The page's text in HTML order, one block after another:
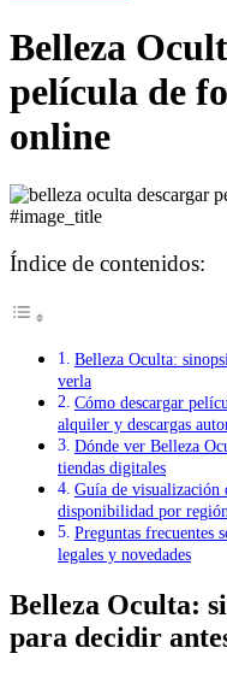
Belleza
película de
online
#image_title
Índice de contenidos:
Belleza Oculta:
verla
Cómo descargar
alquiler y descargas
Dónde ver Belleza
tiendas digitales
Guía de visualización
disponibilidad por
Preguntas frecuentes
legales y novedades
Belleza Oculta:
para decidir